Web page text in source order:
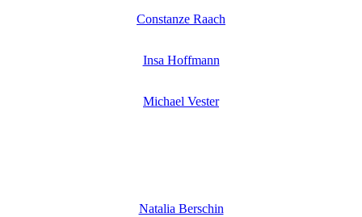
Constanze Raach
Insa Hoffmann
Michael Vester
Natalia Berschin